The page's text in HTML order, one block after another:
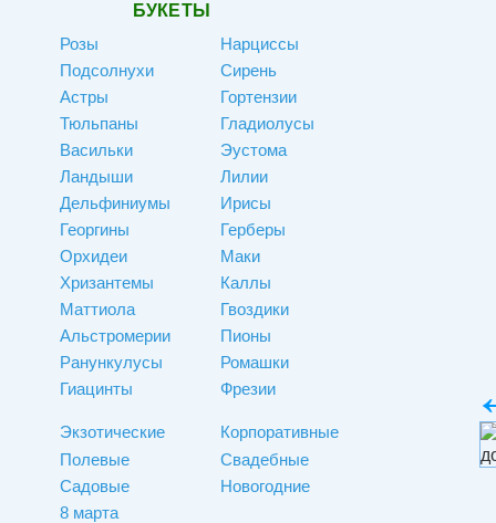
БУКЕТЫ
Розы
Подсолнухи
Астры
Тюльпаны
Васильки
Ландыши
Дельфиниумы
Георгины
Орхидеи
Хризантемы
Маттиола
Альстромерии
Ранункулусы
Гиацинты
Экзотические
Нарциссы
Сирень
Гортензии
Гладиолусы
Эустома
Лилии
Ирисы
Герберы
Маки
Каллы
Гвоздики
Пионы
Ромашки
Фрезии
Корпоративные
Полевые
Садовые
8 марта
Свадебные
Новогодние